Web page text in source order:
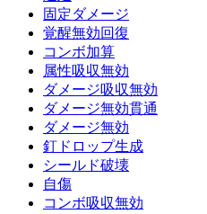
固定ダメージ
覚醒無効回復
コンボ加算
属性吸収無効
ダメージ吸収無効
ダメージ無効貫通
ダメージ無効
釘ドロップ生成
シールド破壊
自傷
コンボ吸収無効